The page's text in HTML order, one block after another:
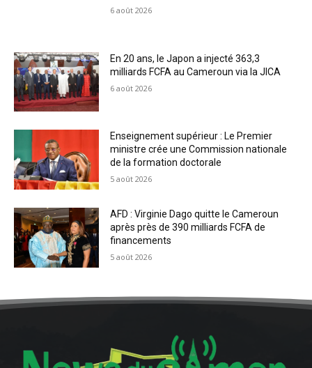
6 août 2026
En 20 ans, le Japon a injecté 363,3
milliards FCFA au Cameroun via la JICA
6 août 2026
Enseignement supérieur : Le Premier
ministre crée une Commission nationale
de la formation doctorale
5 août 2026
AFD : Virginie Dago quitte le Cameroun
après près de 390 milliards FCFA de
financements
5 août 2026